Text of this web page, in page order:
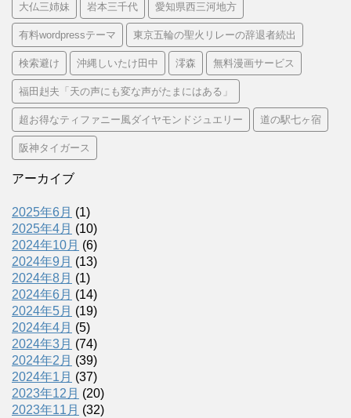
大仏三姉妹 岩本三千代 愛知県西三河地方
有料wordpressテーマ 東京五輪の聖火リレーの辞退者続出
検索避け 沖縄しいたけ田中 澪森 無料漫画サービス
福田赳夫「天の声にも変な声がたまにはある」
超お得なティファニー風ダイヤモンドジュエリー 道の駅七ヶ宿
阪神タイガース
アーカイブ
2025年6月 (1)
2025年4月 (10)
2024年10月 (6)
2024年9月 (13)
2024年8月 (1)
2024年6月 (14)
2024年5月 (19)
2024年4月 (5)
2024年3月 (74)
2024年2月 (39)
2024年1月 (37)
2023年12月 (20)
2023年11月 (32)